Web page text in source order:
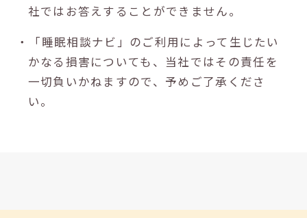
社ではお答えすることができません。
・「睡眠相談ナビ」のご利用によって生じたい
かなる損害についても、当社ではその責任を
一切負いかねますので、予めご了承くださ
い。